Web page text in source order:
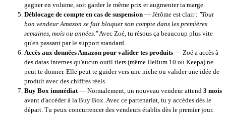
gagner en volume, soit garder le même prix et augmenter ta marge.
Déblocage de compte en cas de suspension — Jérôme est clair : "Tout
bon vendeur Amazon se fait bloquer son compte dans les premières
semaines, mois ou années."Avec Zoé, tu résous ça beaucoup plus vite
qu'en passant par le support standard.
Accès aux données Amazon pour valider tes produits — Zoé a accès à
des datas internes qu'aucun outil tiers (même Helium 10 ou Keepa) ne
peut te donner. Elle peut te guider vers une niche ou valider une idée de
produit avec des chiffres réels.
Buy Box immédiat— Normalement, un nouveau vendeur attend 3 mois
avant d'accéder à la Buy Box. Avec ce partenariat, tu y accèdes dès le
départ. Tu peux concurrencer des vendeurs établis dès le premier jour.